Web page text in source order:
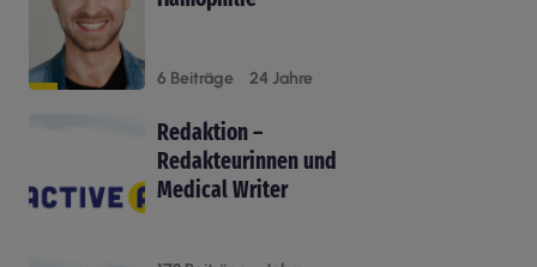
6 Beiträge 24 Jahre
Redaktion –
Redakteurinnen und
Medical Writer